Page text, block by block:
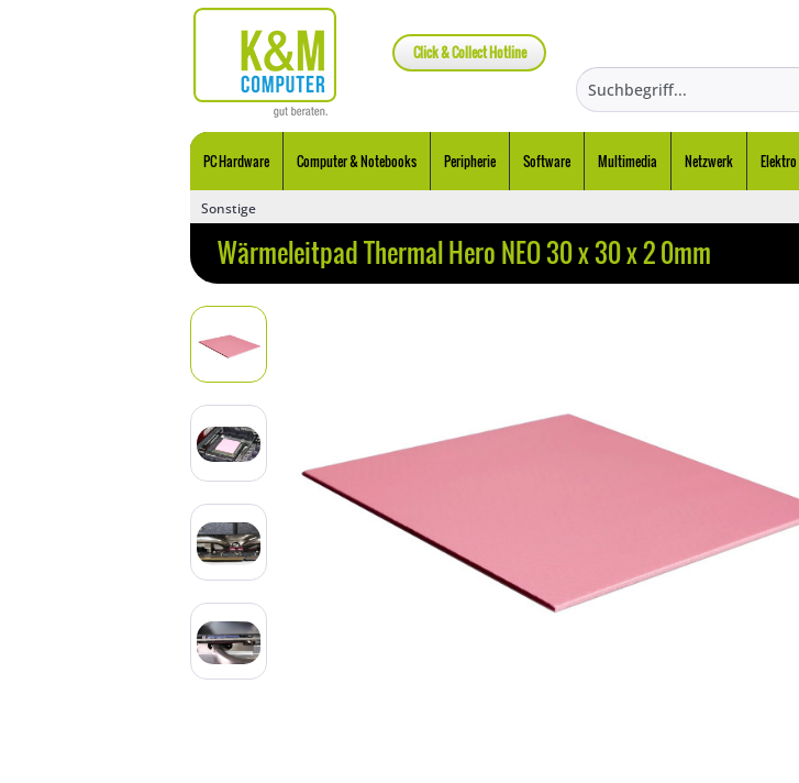
Click & Collect Hotline
PC Hardware Computer & Notebooks Peripherie Software Multimedia Netzwerk
Sonstige
Wärmeleitpad Thermal Hero NEO 30 x 30 x 2 0mm